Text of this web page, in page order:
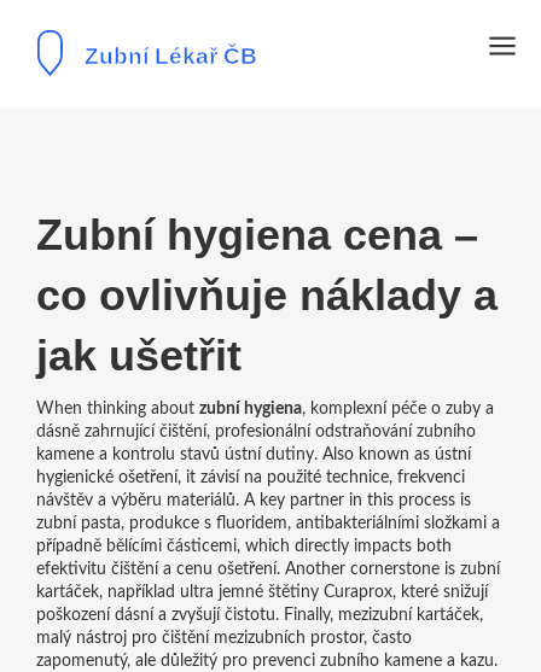
Zubní hygiena cena –
co ovlivňuje náklady a
jak ušetřit
When thinking about zubní hygiena, komplexní péče o zuby a
dásně zahrnující čištění, profesionální odstraňování zubního
kamene a kontrolu stavů ústní dutiny. Also known as ústní
hygienické ošetření, it závisí na použité technice, frekvenci
návštěv a výběru materiálů. A key partner in this process is
zubní pasta, produkce s fluoridem, antibakteriálními složkami a
případně bělícími částicemi, which directly impacts both
efektivitu čištění a cenu ošetření. Another cornerstone is zubní
kartáček, například ultra jemné štětiny Curaprox, které snižují
poškození dásní a zvyšují čistotu. Finally, mezizubní kartáček,
malý nástroj pro čištění mezizubních prostor, často
zapomenutý, ale důležitý pro prevenci zubního kamene a kazu.